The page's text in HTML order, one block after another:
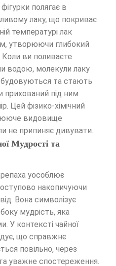
полягає в
лаку, що покриває
температурі лак
утворюючи глибокий
Коли ви поливаєте
водою, молекули лаку
та стають
прихований під ним
Цей фізико-хімічний
видовище
не припиняє дивувати.
Мудрості та
уособлює
накопичуючи
Вона символізує
мудрість, яка
У контексті чайної
що справжнє
повільно, через
уважне спостереження.